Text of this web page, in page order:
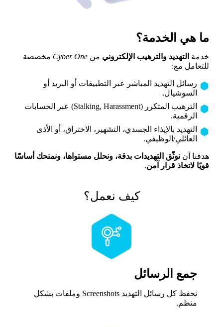
ما هي الخدمة؟
خدمة التهديد والترهيب الإلكتروني من Cyber One مخصصة
للتعامل مع:
رسائل التهديد المباشر عبر التطبيقات أو البريد أو
السوشيال.
الترهيب المتكرر (Stalking, Harassment) عبر الحسابات
الرقمية.
التهديد بالإيذاء الجسدي، التشهير، الاختراق، أو الأذى
العائلي/الوظيفي.
هدفنا أن نوثّق التهديدات بدقة، ونحلل مستواها، ونمنحك أساسًا
قويًا لاتخاذ قرار آمن.
كيف نعمل؟
جمع الرسائل
نحفظ كل رسائل التهديد Screenshots وملفات بشكل
منظم.